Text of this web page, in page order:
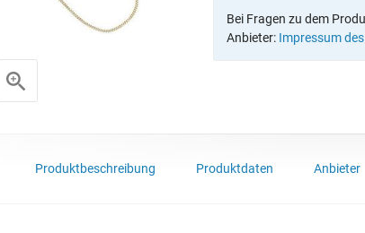
Bei Fragen zu dem
Anbieter: Impressum
Produktbeschreibung Produktdaten Anbieter